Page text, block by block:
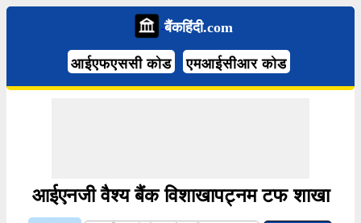
बैंकहिंदी.com
आईएफएससी कोड एमआईसीआर कोड
आईएनजी वैश्य बैंक विशाखापट्नम टफ शाखा